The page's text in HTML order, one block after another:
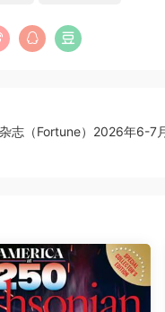
杂志（Fortune）2026年6-7